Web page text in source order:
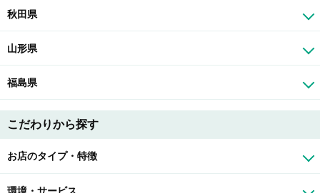
秋田県
山形県
福島県
こだわりから探す
お店のタイプ・特徴